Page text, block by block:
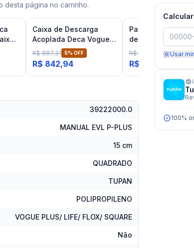
desta página no carrinho.
Caixa de Descarga
Acoplada Deca Vogue
Plus Conforto Duo
Branca
R$ 887,31 5% OFF
R$ 842,94
Parafusos para
de Bacias e Bides
Cromado Deca
R$ 42,09 SUPER -37
R$ 26,52
39222000.0
MANUAL EVL P-PLUS
15 cm
QUADRADO
TUPAN
POLIPROPILENO
VOGUE PLUS/ LIFE/ FLOX/ SQUARE
Não
Usar
100%